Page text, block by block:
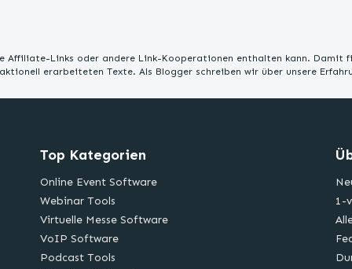
Affiliate-Links oder andere Link-Kooperationen enthalten kann. Damit
erarbeiteten Texte. Als Blogger schreiben wir über unsere
Top Kategorien
Online Event Software
Webinar Tools
Virtuelle Messe Software
VoIP Software
Podcast Tools
1-